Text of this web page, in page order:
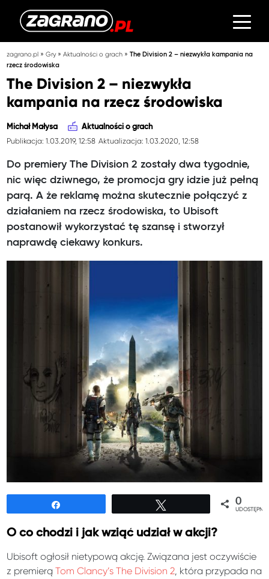
zagrano.pl »Gry»Aktualności o grach »The Division 2 – niezwykła kampania na
rzecz środowiska
The Division 2 – niezwykła
kampania na rzecz środowiska
Michał Małysa Aktualności o grach
Publikacja: 1.03.2019, 12:58 Aktualizacja: 1.03.2020, 12:58
Do premiery The Division 2 zostały dwa tygodnie,
nic więc dziwnego, że promocja gry idzie już pełną
parą. A że reklamę można skutecznie połączyć z
działaniem na rzecz środowiska, to Ubisoft
postanowił wykorzystać tę szansę i stworzył
naprawdę ciekawy konkurs.
0
O co chodzi i jak wziąć udział w akcji?
Ubisoft ogłosił nietypową akcję. Związana jest oczywiście
z premierąTom Clancy’s The Division 2, która przypada na